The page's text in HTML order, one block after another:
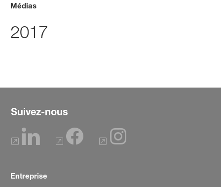
Médias
2017
Suivez-nous
Entreprise